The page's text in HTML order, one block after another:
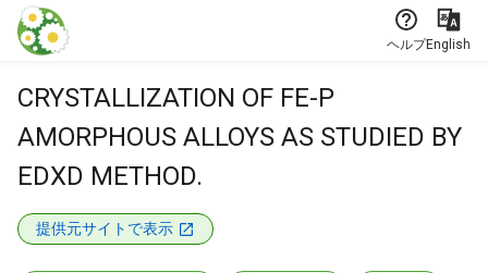
本文に飛ぶ
ヘルプEnglish
CRYSTALLIZATION OF FE-P
AMORPHOUS ALLOYS AS STUDIED BY
EDXD METHOD.
提供元サイトで表示